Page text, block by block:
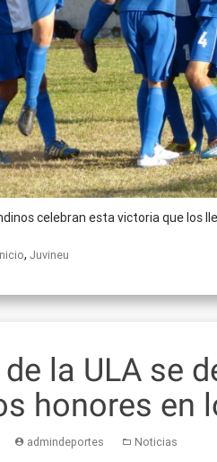
celebran esta victoria que los
, Juvineu
la ULA se
honores en
admindeportes Noticias